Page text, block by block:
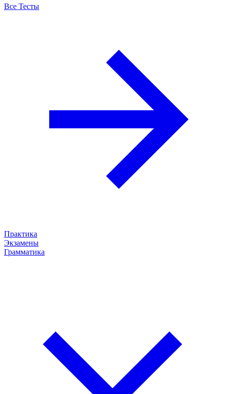
Все Тесты
Практика
Экзамены
Грамматика